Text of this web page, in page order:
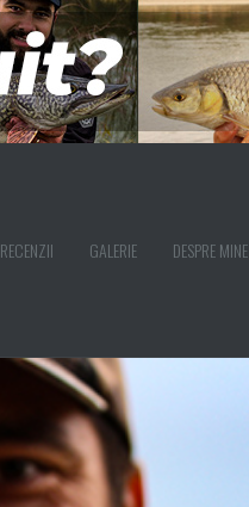
RECENZII GALERIE DESPRE MINE